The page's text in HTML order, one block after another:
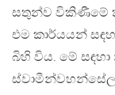
සතුන්ව විකිණීමේ
එම කාර්යයන්
බිහි විය. මේ